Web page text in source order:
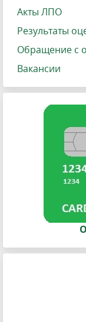
Акты ЛПО
Результаты
Обращение с
Вакансии